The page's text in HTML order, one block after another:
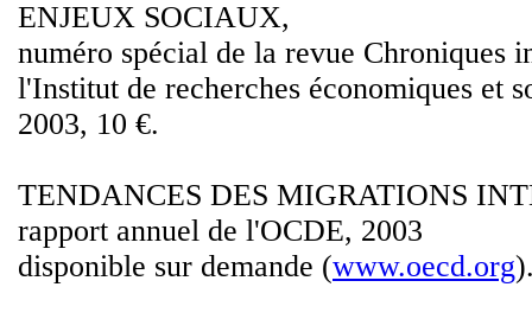
ENJEUX SOCIAUX,
numéro spécial de la revue Chroniques
l'Institut de recherches économiques et
2003, 10 €.
TENDANCES DES MIGRATIONS
rapport annuel de l'OCDE, 2003
disponible sur demande (www.oecd.org